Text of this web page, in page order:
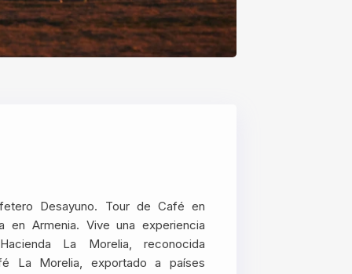
Desayuno. Tour de Café en
en Armenia. Vive una experiencia
La Morelia, reconocida
La Morelia, exportado a países